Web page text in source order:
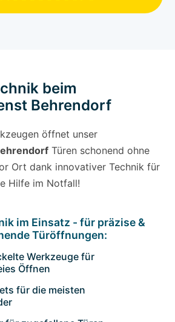
beim
Behrendorf
öffnet unser
Türen schonend ohne
Ort dank innovativer Technik für
Hilfe im Notfall!
im Einsatz - für präzise &
Türöffnungen:
Werkzeuge für
Öffnen
für die meisten